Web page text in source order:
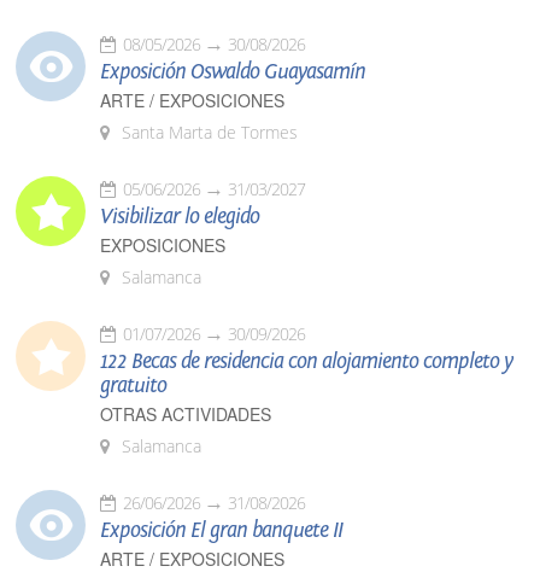
08/05/2026 30/08/2026
Exposición Oswaldo Guayasamín
ARTE / EXPOSICIONES
Santa Marta de Tormes
05/06/2026 31/03/2027
Visibilizar lo elegido
EXPOSICIONES
Salamanca
01/07/2026 30/09/2026
122 Becas de residencia con alojamiento completo y
gratuito
OTRAS ACTIVIDADES
Salamanca
26/06/2026 31/08/2026
Exposición El gran banquete II
ARTE / EXPOSICIONES